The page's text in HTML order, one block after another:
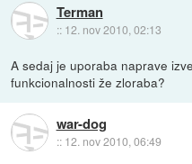
Terman
:: 12. nov 2010, 02:13
A sedaj je uporaba naprave
funkcionalnosti že zloraba?
war-dog
:: 12. nov 2010, 06:49